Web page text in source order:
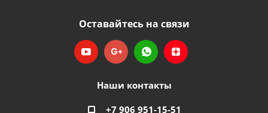
Оставайтесь на связи
Наши контакты
+7 906 951-15-51